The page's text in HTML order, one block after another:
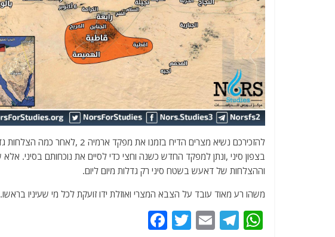
להזכירכם נשיא מצרים הדיח בזמנו
בצפון סיני ,ונתן למפקד החדש כשנה וחצי כדי לסיים את נוכחותם בסיני.
וההצלחות של דאעש בשטח סיני רק גדלות מיום ליום.
משהו רע מאוד עובד על הצבא המצרי ואוזלת ידו זועקת לכל מי שעיניו בראשו.
W
T
E
T